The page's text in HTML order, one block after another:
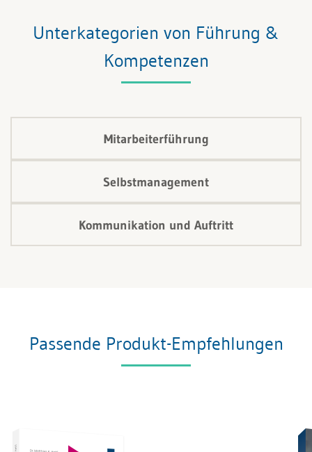
von Vertrauen sein kann.
Unterkategorien von Führung &
Kompetenzen
Mitarbeiterführung
Selbstmanagement
Kommunikation und Auftritt
Passende Produkt-Empfehlungen